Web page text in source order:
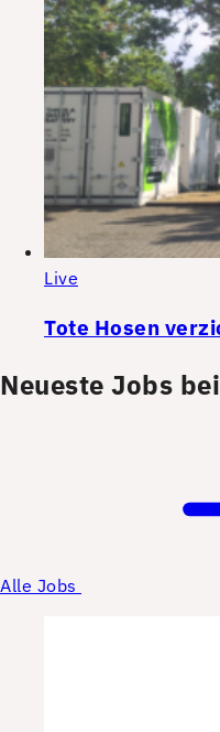
Live
Tote Hosen
Neueste Jobs
Alle Jobs